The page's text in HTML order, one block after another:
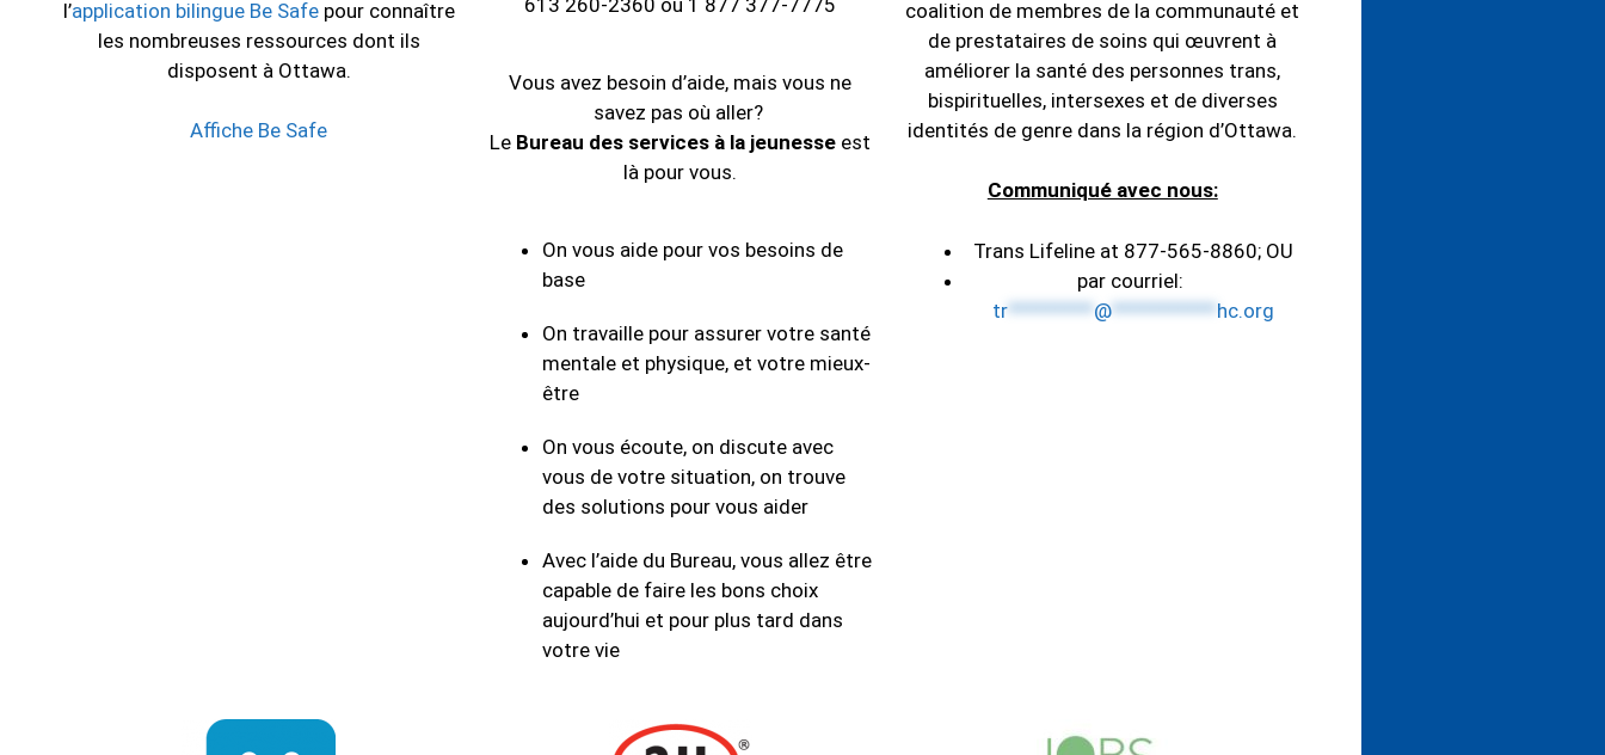
l’application bilingue Be Safepour connaître
les nombreuses ressources dont ils
disposent à Ottawa.
Affiche Be Safe
Vous avez besoin d’aide, mais vous ne
savez pas où aller?
Le Bureau des services à la jeunesse est
là pour vous.
On vous aide pour vos besoins de
base
On travaille pour assurer votre santé
mentale et physique, et votre mieux-
être
On vous écoute, on discute avec
vous de votre situation, on trouve
des solutions pour vous aider
Avec l’aide du Bureau, vous allez être
capable de faire les bons choix
aujourd’hui et pour plus tard dans
votre vie
coalition de membres de la communauté et
de prestataires de soins qui œuvrent à
améliorer la santé des personnes trans,
bispirituelles, intersexes et de diverses
identités de genre dans la région d’Ottawa.
Communiqué avec nous:
Trans Lifeline at 877-565-8860; OU
par courriel:
tr********* @*********** hc.org